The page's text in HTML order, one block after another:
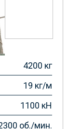
4200 кг
19 кг/м
1100 кН
об./мин.